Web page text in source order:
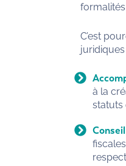
C’est
à la
statuts